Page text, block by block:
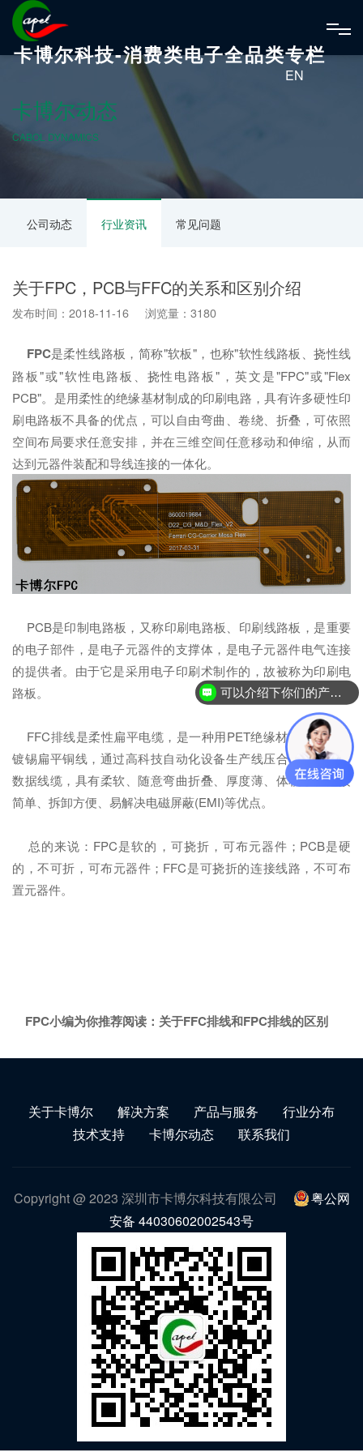
卡博尔科技-消费类电子全品类专栏
EN
卡博尔动态
CABOL DYNAMICS
公司动态 行业资讯 常见问题
关于FPC，PCB与FFC的关系和区别介绍
发布时间：2018-11-16 浏览量：3180
FPC是柔性线路板，简称"软板"，也称"软性线路板、挠性线
路板"或"软性电路板、挠性电路板"，英文是"FPC"或"Flex
PCB"。是用柔性的绝缘基材制成的印刷电路，具有许多硬性印
刷电路板不具备的优点，可以自由弯曲、卷绕、折叠，可依照
空间布局要求任意安排，并在三维空间任意移动和伸缩，从而
达到元器件装配和导线连接的一体化。
PCB是印制电路板，又称印刷电路板、印刷线路板，是重要
的电子部件，是电子元器件的支撑体，是电子元器件电气连接
的提供者。由于它是采用电子印刷术制作的，故被称为印刷电
路板。
FFC排线是柔性扁平电缆，是一种用PET绝缘材料和极薄的
镀锡扁平铜线，通过高科技自动化设备生产线压合而成的新型
数据线缆，具有柔软、随意弯曲折叠、厚度薄、体积小、连接
简单、拆卸方便、易解决电磁屏蔽(EMI)等优点。
总的来说：FPC是软的，可挠折，可布元器件；PCB是硬
的，不可折，可布元器件；FFC是可挠折的连接线路，不可布
置元器件。
FPC小编为你推荐阅读： 关于FFC排线和FPC排线的区别
关于卡博尔 解决方案 产品与服务
行业分布
技术支持
卡博尔动态 联系我们
Copyright @ 2023 深圳市卡博尔科技有限公司
粤公网
安备 44030602002543号
可以介绍下你们的产品么？